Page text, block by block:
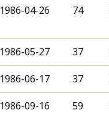
1986-04-26 74
1986-05-27 37
1986-06-17 37
1986-09-16 59